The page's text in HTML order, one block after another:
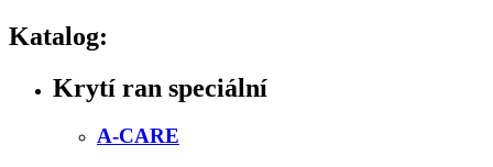
Katalog:
Krytí ran speciální
A-CARE